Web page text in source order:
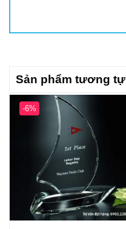
Sản phẩm tương tự
-6%